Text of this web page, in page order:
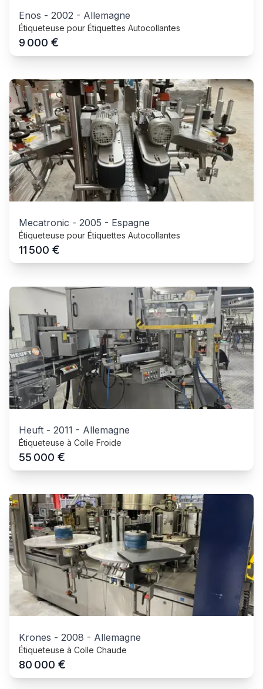
Enos - 2002 - Allemagne
Étiqueteuse pour Étiquettes Autocollantes
9 000 €
Mecatronic - 2005 - Espagne
Étiqueteuse pour Étiquettes Autocollantes
11 500 €
Heuft - 2011 - Allemagne
Étiqueteuse à Colle Froide
55 000 €
Krones - 2008 - Allemagne
Étiqueteuse à Colle Chaude
80 000 €